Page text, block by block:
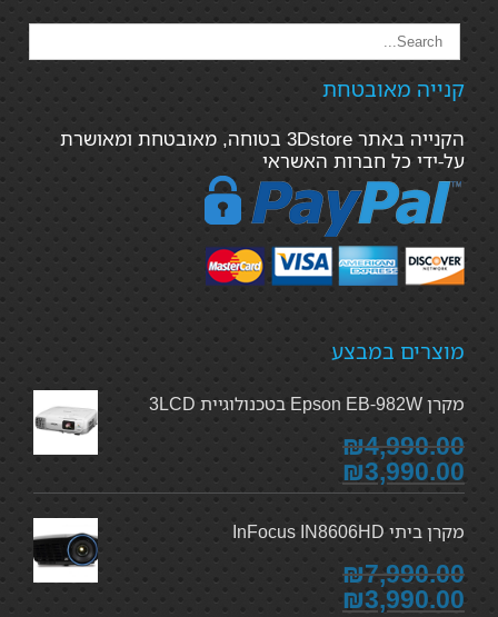
קנייה מאובטחת
הקנייה באתר 3Dstore בטוחה, מאובטחת ומאושרת
על-ידי כל חברות האשראי
מוצרים במבצע
מקרן Epson EB-982W בטכנולוגיית 3LCD
₪4,990.00
₪3,990.00
מקרן ביתי InFocus IN8606HD
₪7,990.00
₪3,990.00